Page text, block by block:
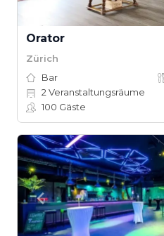
Orator
Zürich
Bar
2 Veranstaltungsräume
100 Gäste